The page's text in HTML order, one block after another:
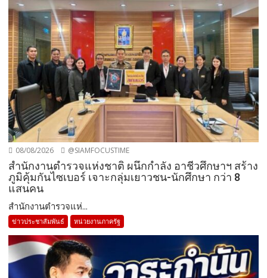
08/08/2026 @SIAMFOCUSTIME
สำนักงานตำรวจแห่งชาติ ผนึกกำลัง อาชีวศึกษาฯ สร้าง
ภูมิคุ้มกันไซเบอร์ เจาะกลุ่มเยาวชน-นักศึกษา กว่า 8
แสนคน
สำนักงานตำรวจแห่...
ข่าวประชาสัมพันธ์ หน่วยงานภาครัฐ